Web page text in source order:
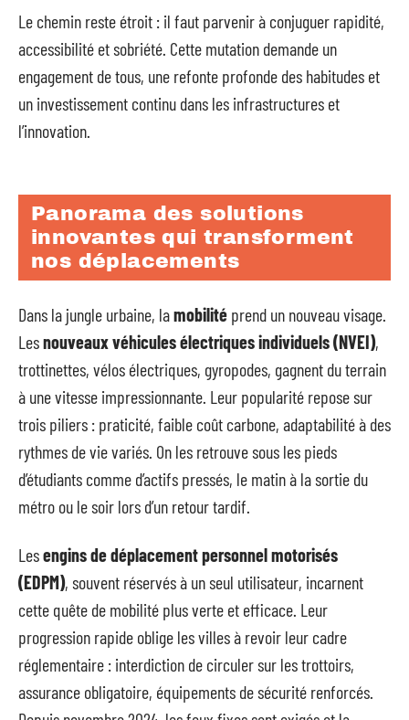
Le chemin reste étroit : il faut parvenir à conjuguer rapidité,
accessibilité et sobriété. Cette mutation demande un
engagement de tous, une refonte profonde des habitudes et
un investissement continu dans les infrastructures et
l’innovation.
Panorama des solutions
innovantes qui transforment
nos déplacements
Dans la jungle urbaine, lamobilité prend un nouveau visage.
Lesnouveaux véhicules électriques individuels (NVEI),
trottinettes, vélos électriques, gyropodes, gagnent du terrain
à une vitesse impressionnante. Leur popularité repose sur
trois piliers : praticité, faible coût carbone, adaptabilité à des
rythmes de vie variés. On les retrouve sous les pieds
d’étudiants comme d’actifs pressés, le matin à la sortie du
métro ou le soir lors d’un retour tardif.
Lesengins de déplacement personnel motorisés
(EDPM), souvent réservés à un seul utilisateur, incarnent
cette quête de mobilité plus verte et efficace. Leur
progression rapide oblige les villes à revoir leur cadre
réglementaire : interdiction de circuler sur les trottoirs,
assurance obligatoire, équipements de sécurité renforcés.